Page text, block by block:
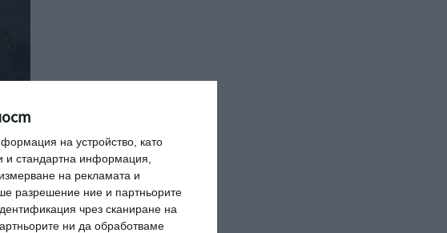
на устройство, като
и стандартна информация,
на рекламата и
разрешение ние и партньорите
чрез сканиране на
ни да обработваме